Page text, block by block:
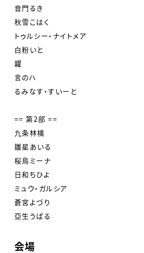
音門るき
秋雪こはく
トゥルシー・ナイトメア
白粉いと
糶
言のハ
るみなす・すいーと
== 第2部 ==
九条林檎
雛星あいる
桜鳥ミーナ
日和ちひよ
ミュウ・ガルシア
蒼宮よづり
亞生うぱる
会場